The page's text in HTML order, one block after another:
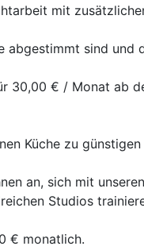
mit
abgestimmt sind und
30,00 € / Monat ab
Küche zu günstigen
an, sich mit
Studios
€ monatlich.